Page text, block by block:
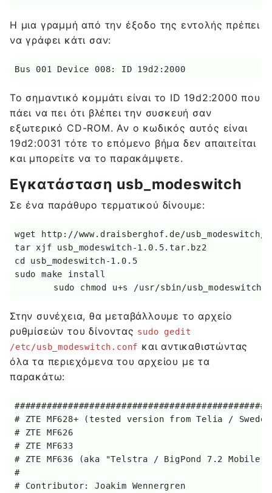
Η μια γραμμή από την έξοδο της εντολής πρέπει
να γράφει κάτι σαν:
Bus 001 Device 008: ID 19d2:2000
Το σημαντικό κομμάτι είναι το ID 19d2:2000 που
πάει να πει ότι βλέπει την συσκευή σαν
εξωτερικό CD-ROM. Αν ο κωδικός αυτός είναι
19d2:0031 τότε το επόμενο βήμα δεν απαιτείται
και μπορείτε να το παρακάμψετε.
Εγκατάσταση usb_modeswitch
Σε ένα παράθυρο τερματικού δίνουμε:
wget http://www.draisberghof.de/
tar xjf usb_modeswitch-1.0.5.tar.bz2
cd usb_modeswitch-1.0.5
sudo make install
	sudo chmod u+s /usr/sbin/usb_modeswitch
Στην συνέχεια, θα μεταβάλλουμε το αρχείο
ρυθμίσεών του δίνοντας sudo gedit
/etc/usb_modeswitch.conf και αντικαθιστώντας
όλα τα περιεχόμενα του αρχείου με τα
παρακάτω:
# ZTE MF628+ (tested version from Telia /
# ZTE MF626
# ZTE MF633
# ZTE MF636 (aka "Telstra / BigPond 7.2 Mobile
#
# Contributor: Joakim Wennergren